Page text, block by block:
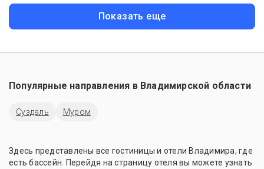
Показать еще
Популярные направления в Владимирской области
Суздаль Муром
Здесь представлены все гостиницы и отели Владимира, где
есть бассейн. Перейдя на страницу отеля вы можете узнать